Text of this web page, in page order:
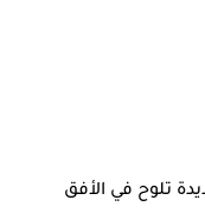
تلوح في الأفق